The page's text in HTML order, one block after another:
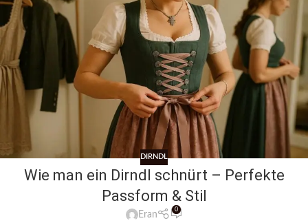
DIRNDL
Wie man ein Dirndl schnürt – Perfekte
Passform & Stil
Eran
0